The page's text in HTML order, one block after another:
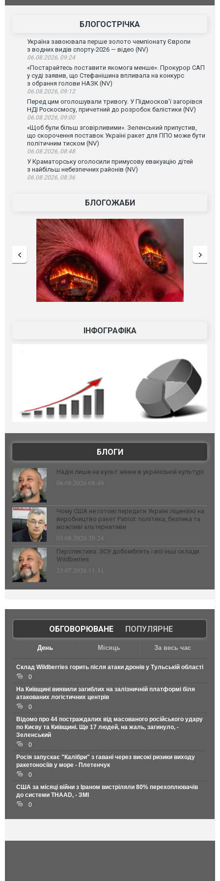
БЛОГОСТРІЧКА
Україна завоювала перше золото чемпіонату Європи
з водних видів спорту-2026 — відео (NV)
06.08.2026, 09:24
«Постарайтесь поставити якомога менше». Прокурор САП
у суді заявив, що Стефанішина впливала на конкурс
з обрання голови НАЗК (NV)
06.08.2026, 09:12
Перед цим оголошували тривогу. У Підмосков'ї загорівся
НДІ Роскосмосу, причетний до розробок балістики (NV)
06.08.2026, 09:00
«Щоб були більш зговірливими». Зеленський припустив,
що скорочення поставок Україні ракет для ППО може бути
політичним тиском (NV)
06.08.2026, 08:48
У Краматорську оголосили примусову евакуацію дітей
з найбільш небезпечних районів (NV)
06.08.2026, 08:36
БЛОГОЖАБИ
ІНФОГРАФІКА
БЛОГИ
Надія лише на культ жінки в українській культурі
06.08.2026 08:49
Чому США не готові передати Україні ліцензію на
виробництво ракет Patriot: політика, безпека та
можливі альтернативи
03.08.2026 20:24
Перспектива: ЗСУ добомблять і всі інші склади
Wildberries
23.07.2026 11:31
ОБГОВОРЮВАНЕ| ПОПУЛЯРНЕ
День Місяць За весь час
Склад Wildberries горить після атаки дронів у Тульській області
0
На Київщині виявили загиблих на залізничній платформі біля
атакованих логістичних центрів
0
Відомо про 44 постраждалих від масованого російського удару
по Києву та Київщині. Ще 17 людей, на жаль, загинуло, -
Зеленський
0
Росія запускає "Калібри" з гавані через високі ризики виходу
ракетоносіїв у море - Плетенчук
0
США за місяці війни з Іраном вистріляли 80% перехоплювачів
до системи THAAD, - ЗМІ
0